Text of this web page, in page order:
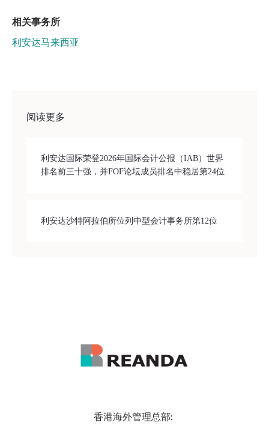
相关事务所
利安达马来西亚
阅读更多
利安达国际荣登2026年国际会计公报（IAB）世界
排名前三十强，并FOF论坛成员排名中稳居第24位
利安达沙特阿拉伯所位列中型会计事务所第12位
香港海外管理总部: